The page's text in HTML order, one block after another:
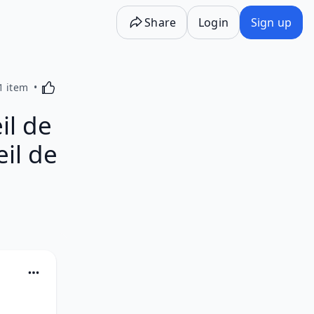
Share Login Sign up
item Activating this element will cause content on the
de
de